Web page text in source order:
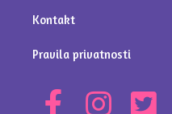
Kontakt
Pravila privatnosti